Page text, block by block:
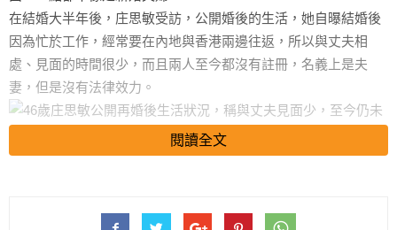
在結婚大半年後，庄思敏受訪，公開婚後的生活，她自曝結婚後
因為忙於工作，經常要在內地與香港兩邊往返，所以與丈夫相
處、見面的時間很少，而且兩人至今都沒有註冊，名義上是夫
妻，但是沒有法律效力。
人真實，說話直接，敢說敢做，加上私生活多姿多彩，故此也為
閱讀全文